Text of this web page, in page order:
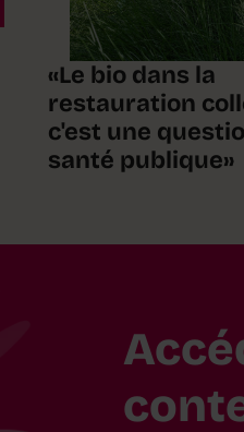
«Le bio dans la
restauration
c'est une
santé publique»